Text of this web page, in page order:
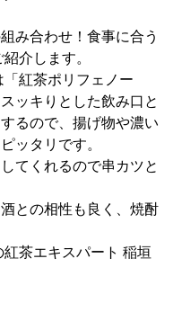
み合わせ！食事に合う
介します。
「紅茶ポリフェノー
ッキりとした飲み口と
るので、揚げ物や濃い
ッタリです。
てくれるので串カツと
との相性も良く、焼酎
茶エキスパート 稲垣